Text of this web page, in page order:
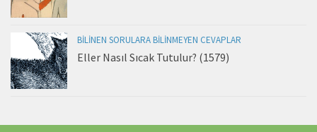
BILINEN SORULARA BILINMEYEN CEVAPLAR
Eller Nasıl Sıcak Tutulur? (1579)